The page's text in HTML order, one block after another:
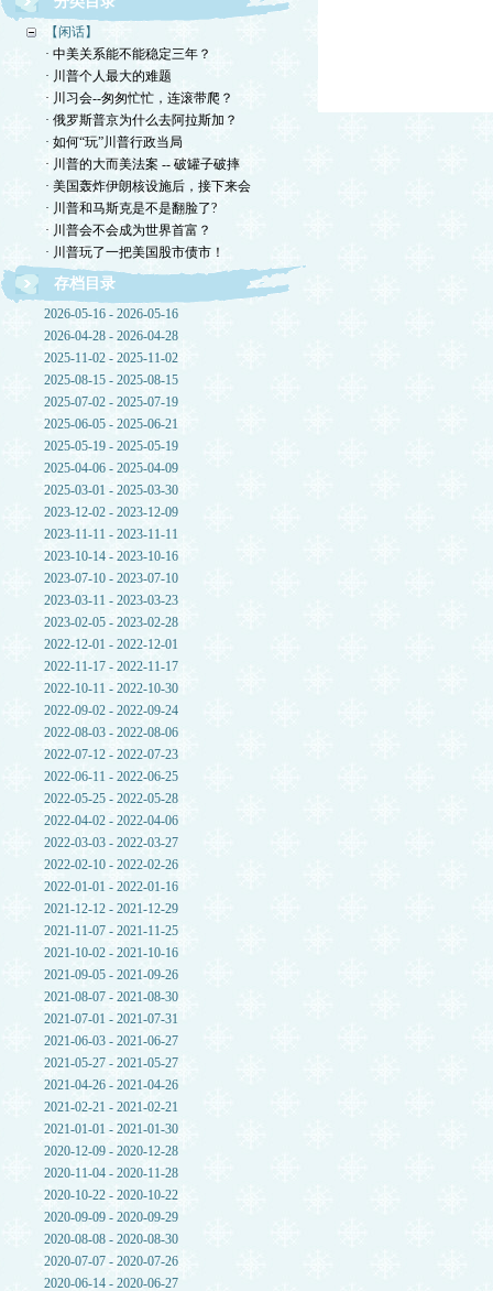
【闲话】
· 中美关系能不能稳定三年？
· 川普个人最大的难题
· 川习会--匆匆忙忙，连滚带爬？
· 俄罗斯普京为什么去阿拉斯加？
· 如何“玩”川普行政当局
· 川普的大而美法案 -- 破罐子破摔
· 美国轰炸伊朗核设施后，接下来会
· 川普和马斯克是不是翻脸了?
· 川普会不会成为世界首富？
· 川普玩了一把美国股市债市！
存档目录
2026-05-16 - 2026-05-16
2026-04-28 - 2026-04-28
2025-11-02 - 2025-11-02
2025-08-15 - 2025-08-15
2025-07-02 - 2025-07-19
2025-06-05 - 2025-06-21
2025-05-19 - 2025-05-19
2025-04-06 - 2025-04-09
2025-03-01 - 2025-03-30
2023-12-02 - 2023-12-09
2023-11-11 - 2023-11-11
2023-10-14 - 2023-10-16
2023-07-10 - 2023-07-10
2023-03-11 - 2023-03-23
2023-02-05 - 2023-02-28
2022-12-01 - 2022-12-01
2022-11-17 - 2022-11-17
2022-10-11 - 2022-10-30
2022-09-02 - 2022-09-24
2022-08-03 - 2022-08-06
2022-07-12 - 2022-07-23
2022-06-11 - 2022-06-25
2022-05-25 - 2022-05-28
2022-04-02 - 2022-04-06
2022-03-03 - 2022-03-27
2022-02-10 - 2022-02-26
2022-01-01 - 2022-01-16
2021-12-12 - 2021-12-29
2021-11-07 - 2021-11-25
2021-10-02 - 2021-10-16
2021-09-05 - 2021-09-26
2021-08-07 - 2021-08-30
2021-07-01 - 2021-07-31
2021-06-03 - 2021-06-27
2021-05-27 - 2021-05-27
2021-04-26 - 2021-04-26
2021-02-21 - 2021-02-21
2021-01-01 - 2021-01-30
2020-12-09 - 2020-12-28
2020-11-04 - 2020-11-28
2020-10-22 - 2020-10-22
2020-09-09 - 2020-09-29
2020-08-08 - 2020-08-30
2020-07-07 - 2020-07-26
2020-06-14 - 2020-06-27